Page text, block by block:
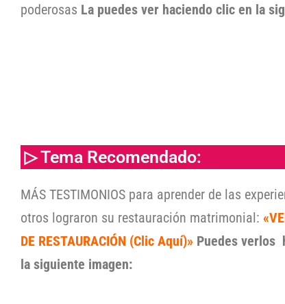
poderosas La puedes ver haciendo clic en la
▷ Tema Recomendado:
MÁS TESTIMONIOS para aprender de las
otros lograron su restauración matrimonial:
DE RESTAURACIÓN (Clic Aquí)» Puedes verlos
la siguiente imagen: